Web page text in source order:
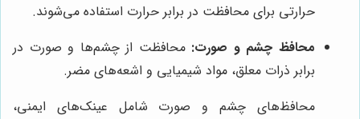
حرارتی برای محافظت در برابر حرارت استفاده می‌شوند.
محافظ چشم و صورت: محافظت از چشم‌ها و صورت در
برابر ذرات معلق، مواد شیمیایی و اشعه‌های مضر.
محافظ‌های چشم و صورت شامل عینک‌های ایمنی،